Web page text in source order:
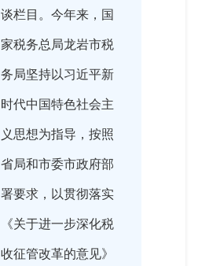
谈栏目。今年来，国
家税务总局龙岩市税
务局坚持以习近平新
时代中国特色社会主
义思想为指导，按照
省局和市委市政府部
署要求，以贯彻落实
《关于进一步深化税
收征管改革的意见》